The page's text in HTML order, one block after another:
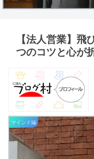
【法人営業】
つのコツと心が
マインド編